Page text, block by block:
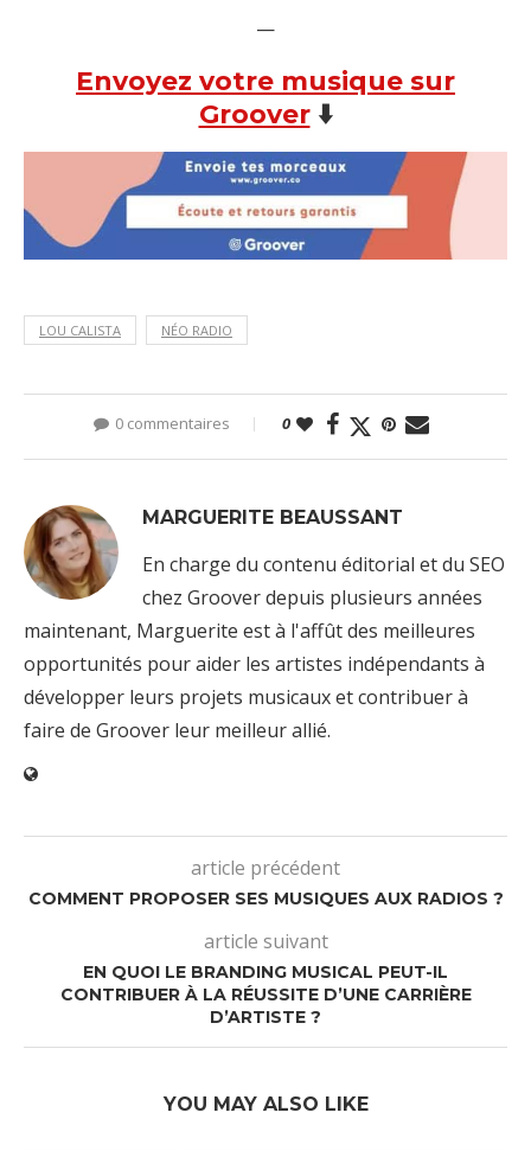
—
Envoyez votre musique sur
Groover⬇️
LOU CALISTA NÉO RADIO
0 commentaires 0
MARGUERITE BEAUSSANT
En charge du contenu éditorial et du SEO
chez Groover depuis plusieurs années
maintenant, Marguerite est à l'affût des meilleures
opportunités pour aider les artistes indépendants à
développer leurs projets musicaux et contribuer à
faire de Groover leur meilleur allié.
article précédent
COMMENT PROPOSER SES MUSIQUES AUX RADIOS ?
article suivant
EN QUOI LE BRANDING MUSICAL PEUT-IL
CONTRIBUER À LA RÉUSSITE D’UNE CARRIÈRE
D’ARTISTE ?
YOU MAY ALSO LIKE